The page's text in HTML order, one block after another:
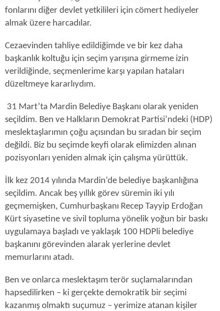
fonlarını diğer devlet yetkilileri için cömert hediyeler
almak üzere harcadılar.
Cezaevinden tahliye edildiğimde ve bir kez daha
başkanlık koltuğu için seçim yarışına girmeme izin
verildiğinde, seçmenlerime karşı yapılan hataları
düzeltmeye kararlıydım.
31 Mart’ta Mardin Belediye Başkanı olarak yeniden
seçildim. Ben ve Halkların Demokrat Partisi’ndeki (HDP)
meslektaşlarımın çoğu açısından bu sıradan bir seçim
değildi. Biz bu seçimde keyfi olarak elimizden alınan
pozisyonları yeniden almak için çalışma yürüttük.
İlk kez 2014 yılında Mardin’de belediye başkanlığına
seçildim. Ancak beş yıllık görev süremin iki yılı
geçmemişken, Cumhurbaşkanı Recep Tayyip Erdoğan
Kürt siyasetine ve sivil topluma yönelik yoğun bir baskı
uygulamaya başladı ve yaklaşık 100 HDPli belediye
başkanını görevinden alarak yerlerine devlet
memurlarını atadı.
Ben ve onlarca meslektaşım terör suçlamalarından
hapsedilirken – ki gerçekte demokratik bir seçimi
kazanmış olmaktı suçumuz – yerimize atanan kişiler